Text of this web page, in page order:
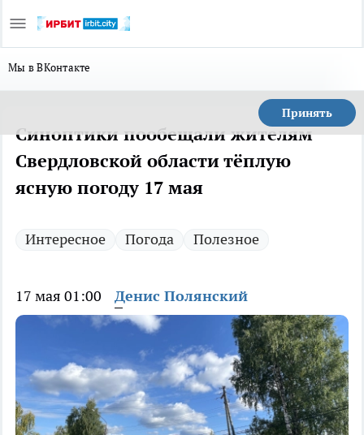
Мы в ВКонтакте
Принять
Синоптики пообещали жителям
Свердловской области тёплую
ясную погоду 17 мая
Интересное Погода Полезное
17 мая 01:00 Денис Полянский